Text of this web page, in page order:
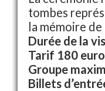
tombes
la mémoire
Durée de la
Tarif 180
Groupe
Billets